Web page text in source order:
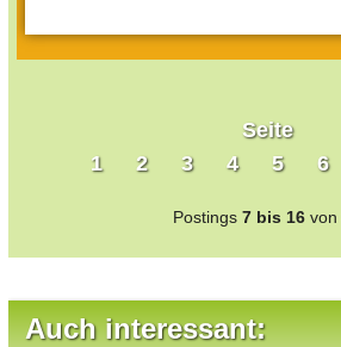
Seite
1
2 3 4 5 6
Postings 7 bis 16 von
Auch interessant: